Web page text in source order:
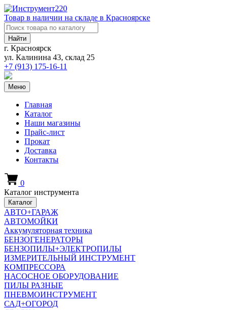
Товар в наличии на складе в Красноярске
Найти
г. Красноярск
ул. Калинина 43, склад 25
+7 (913) 175-16-11
Меню
Главная
Каталог
Наши магазины
Прайс-лист
Прокат
Доставка
Контакты
0
Каталог инструмента
Каталог
АВТО+ГАРАЖ
АВТОМОЙКИ
Аккумуляторная техника
БЕНЗОГЕНЕРАТОРЫ
БЕНЗОПИЛЫ+ЭЛЕКТРОПИЛЫ
ИЗМЕРИТЕЛЬНЫЙ ИНСТРУМЕНТ
КОМПРЕССОРА
НАСОСНОЕ ОБОРУДОВАНИЕ
ПИЛЫ РАЗНЫЕ
ПНЕВМОИНСТРУМЕНТ
САД+ОГОРОД